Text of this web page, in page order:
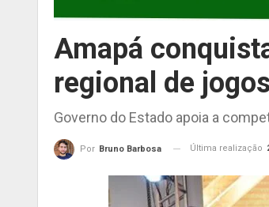
Amapá
regional de
Governo do Estado apoia a
Por Bruno Barbosa Última realização